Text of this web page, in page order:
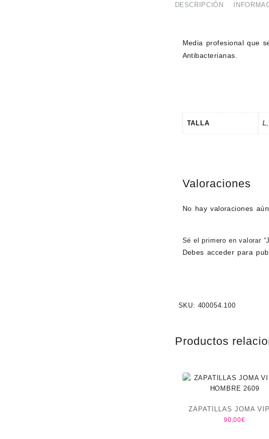
DESCRIPCIÓN
Media profesional que
Antibacterianas.
TALLA L
Valoraciones
No hay valoraciones aún.
Sé el primero en valorar
Debes acceder para
SKU: 400054.100
Productos
ZAPATILLAS JOMA
HOMBRE 2609
90,00€